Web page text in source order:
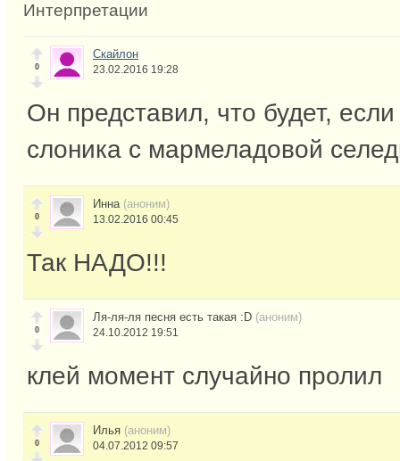
Интерпретации
0
Скайлон
23.02.2016 19:28
Он представил, что будет, если
слоника с мармеладовой
0
Инна (аноним)
13.02.2016 00:45
Так НАДО!!!
0
Ля-ля-ля песня есть такая :D (аноним)
24.10.2012 19:51
клей момент случайно пролил
0
Илья (аноним)
04.07.2012 09:57